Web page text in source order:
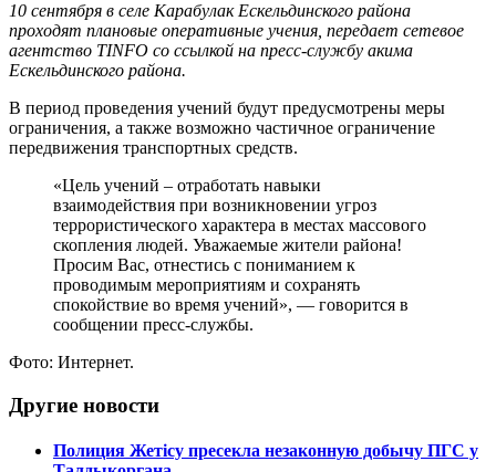
10 сентября в селе Карабулак Ескельдинского района
проходят плановые оперативные учения, передает сетевое
агентство TINFO со ссылкой на пресс-службу акима
Ескельдинского района.
В период проведения учений будут предусмотрены меры
ограничения, а также возможно частичное ограничение
передвижения транспортных средств.
«Цель учений – отработать навыки
взаимодействия при возникновении угроз
террористического характера в местах массового
скопления людей. Уважаемые жители района!
Просим Вас, отнестись с пониманием к
проводимым мероприятиям и сохранять
спокойствие во время учений», — говорится в
сообщении пресс-службы.
Фото: Интернет.
Другие новости
Полиция Жетісу пресекла незаконную добычу ПГС у